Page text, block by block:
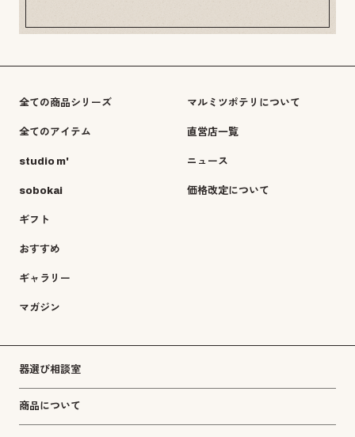
全ての商品シリーズ
全てのアイテム
studio m'
sobokai
ギフト
おすすめ
ギャラリー
マガジン
マルミツポテリについて
直営店一覧
ニュース
価格改定について
器選び相談室
商品について